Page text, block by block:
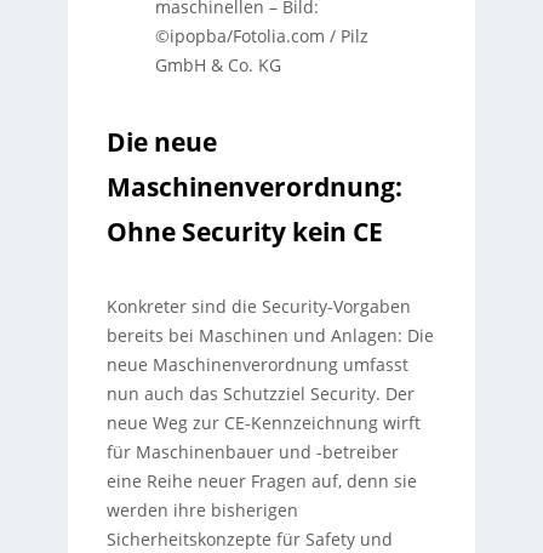
maschinellen – Bild:
©ipopba/Fotolia.com / Pilz
GmbH & Co. KG
Die neue
Maschinenverordnung:
Ohne Security kein CE
Konkreter sind die Security-Vorgaben
bereits bei Maschinen und Anlagen: Die
neue Maschinenverordnung umfasst
nun auch das Schutzziel Security. Der
neue Weg zur CE-Kennzeichnung wirft
für Maschinenbauer und -betreiber
eine Reihe neuer Fragen auf, denn sie
werden ihre bisherigen
Sicherheitskonzepte für Safety und